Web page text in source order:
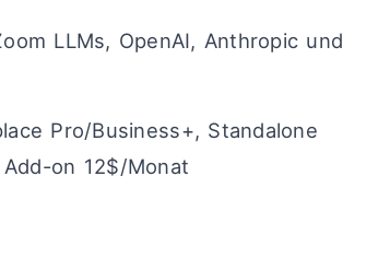
LLMs, OpenAI, Anthropic und
Pro/Business+, Standalone
on 12$/Monat